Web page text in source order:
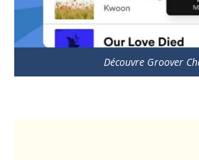
Découvre Groover